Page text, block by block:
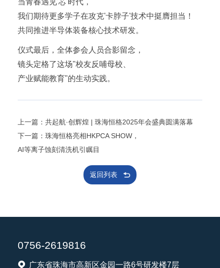
当青春遇见'芯'时代，
我们期待更多学子在攻克'卡脖子'技术中挺膺担当！
共同推进半导体装备核心技术研发。
仪式最后，全体参会人员合影留念，
镜头定格了这场"校友反哺母校、
产业赋能教育"的生动实践。
上一篇：共起航·创辉煌 | 珠海恒格2025年会盛典圆满落幕
下一篇：珠海恒格亮相HKPCA SHOW，
AI等离子蚀刻清洗机引瞩目
返回列表
0756-2619816
广东省珠海市高新区金园一路6号研发楼7层